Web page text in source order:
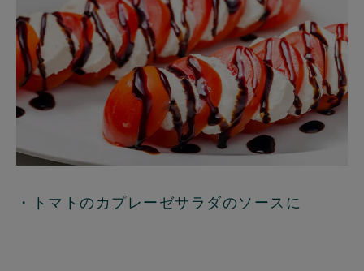
・トマトのカプレーゼサラダのソースに